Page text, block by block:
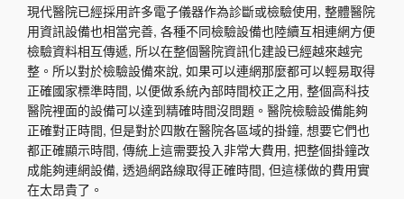
現代醫院已經採用許多電子儀器作為診斷或檢驗使用, 整體醫院
用資訊設備也相當完善, 各種不同檢驗設備也陸續互相連網方便
檢驗資料相互傳遞, 所以在整個醫院資訊化建設已經越來越完
整。所以對於檢驗設備來說, 如果可以連網那麼都可以輕易取得
正確國家標準時間, 以便做系統內部時間校正之用, 整個高科技
醫院裡面的設備可以達到精確時間沒問題。醫院檢驗設備能夠
正確對正時間, 但是對於四散在醫院各區域的掛鐘, 想要它們也
都正確顯示時間, 傳統上這需要投入非常大費用, 把整個掛鐘改
成能夠連網設備, 透過網路線取得正確時間, 但這樣做的費用實
在太昂貴了。